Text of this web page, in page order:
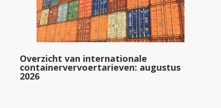
Overzicht van internationale
containervervoertarieven: augustus
2026